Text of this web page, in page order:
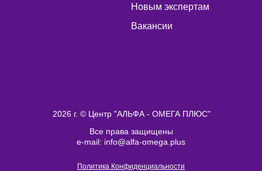
Новым экспертам
Вакансии
2026 г. © Центр "АЛЬФА - ОМЕГА ПЛЮС"
Политика Конфиденциальности
Все права защищены
e-mail: info@alfa-omega.plus